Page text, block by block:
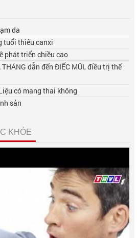
da
tuổi thiếu canxi
phát triển chiều cao
THÁNG dẫn đến ĐIẾC MŨI, điều trị thế
có mang thai không
sản
KHỎE